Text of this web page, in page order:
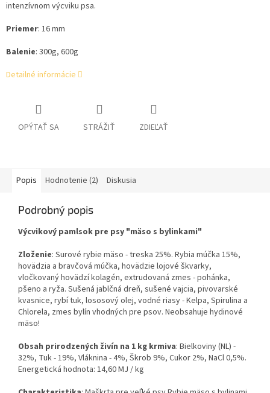
intenzívnom výcviku psa.
Priemer: 16 mm
Balenie: 300g, 600g
Detailné informácie
OPÝTAŤ SA STRÁŽIŤ ZDIEĽAŤ
Popis Hodnotenie (2) Diskusia
Podrobný popis
Výcvikový pamlsok pre psy "mäso s bylinkami"
Zloženie: Surové rybie mäso - treska 25%. Rybia múčka 15%,
hovädzia a bravčová múčka, hovädzie lojové škvarky,
vločkovaný hovädzí kolagén, extrudovaná zmes - pohánka,
pšeno a ryža. Sušená jablčná dreň, sušené vajcia, pivovarské
kvasnice, rybí tuk, lososový olej, vodné riasy - Kelpa, Spirulina a
Chlorela, zmes bylín vhodných pre psov. Neobsahuje hydinové
mäso!
Obsah prirodzených živín na 1 kg krmiva: Bielkoviny (NL) -
32%, Tuk - 19%, Vláknina - 4%, Škrob 9%, Cukor 2%, NaCl 0,5%.
Energetická hodnota: 14,60 MJ / kg